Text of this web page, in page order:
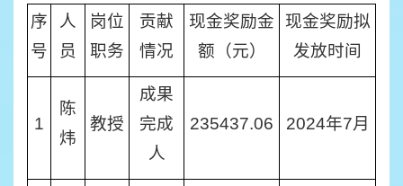
序
号
人
员
岗位
职务
贡献
情况
现金奖励金
额（元）
现金奖励拟
发放时间
1
陈
炜
教授
成果
完成
人
235437.06 2024年7月